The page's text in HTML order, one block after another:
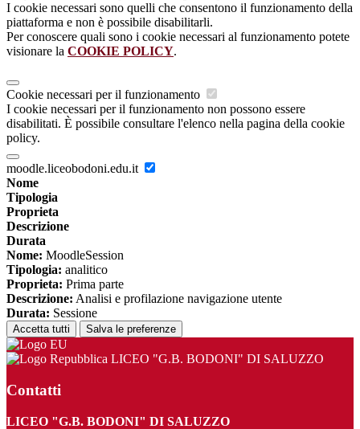
I cookie necessari sono quelli che consentono il funzionamento della
piattaforma e non è possibile disabilitarli.
Per conoscere quali sono i cookie necessari al funzionamento potete
visionare la COOKIE POLICY.
Cookie necessari per il funzionamento
I cookie necessari per il funzionamento non possono essere
disabilitati. È possibile consultare l'elenco nella pagina della cookie
policy.
moodle.liceobodoni.edu.it
Nome
Tipologia
Proprieta
Descrizione
Durata
Nome: MoodleSession
Tipologia: analitico
Proprieta: Prima parte
Descrizione: Analisi e profilazione navigazione utente
Durata: Sessione
Accetta tutti Salva le preferenze
LICEO "G.B. BODONI" DI SALUZZO
Contatti
LICEO "G.B. BODONI" DI SALUZZO